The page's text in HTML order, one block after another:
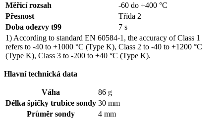
1) According to standard EN 60584-1, the accuracy of Class 1
refers to -40 to +1000 °C (Type K), Class 2 to -40 to +1200 °C
(Type K), Class 3 to -200 to +40 °C (Type K).
Měřicí rozsah
-60 do +400 °C
Přesnost
Třída 2
Doba odezvy t99
7 s
Hlavní technická data
Váha
86 g
Délka špičky trubice sondy 30 mm
Průměr sondy
4 mm